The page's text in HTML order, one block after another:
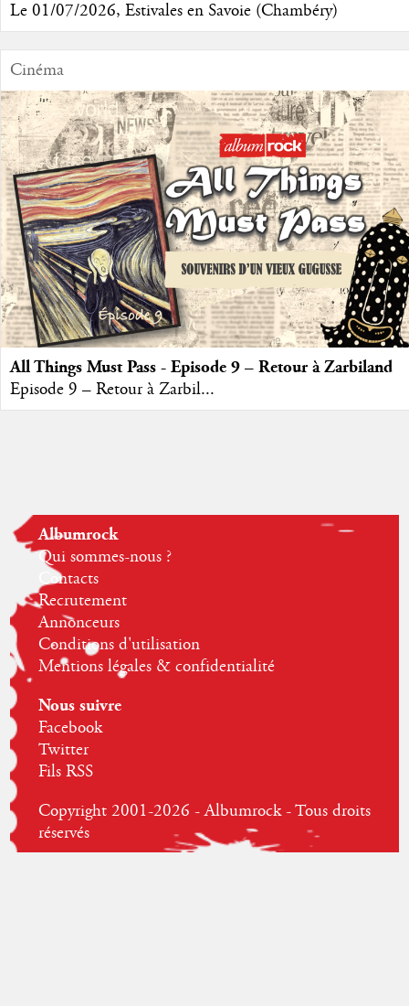
Le 01/07/2026, Estivales en Savoie (Chambéry)
Cinéma
All Things Must Pass - Episode 9 – Retour à Zarbiland
Episode 9 – Retour à Zarbil...
Albumrock
Qui sommes-nous ?
Contacts
Recrutement
Annonceurs
Conditions d'utilisation
Mentions légales & confidentialité
Nous suivre
Facebook
Twitter
Fils RSS
Copyright 2001-2026 - Albumrock - Tous droits
réservés